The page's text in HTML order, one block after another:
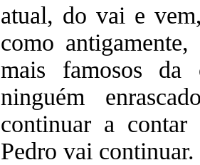
atual, do vai e
como
mais famosos da
ninguém
continuar a
Pedro vai continuar.